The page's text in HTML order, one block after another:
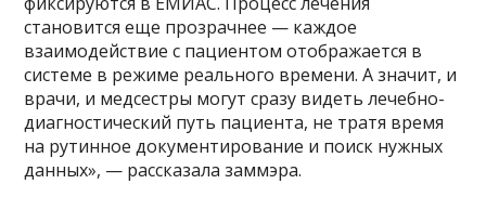
становится еще прозрачнее — каждое
взаимодействие с пациентом отображается в
системе в режиме реального времени. А значит, и
врачи, и медсестры могут сразу видеть лечебно-
диагностический путь пациента, не тратя время
на рутинное документирование и поиск нужных
данных», — рассказала заммэра.